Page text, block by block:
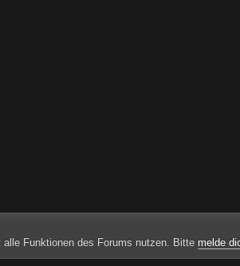
Funktionen des Forums nutzen. Bitte melde